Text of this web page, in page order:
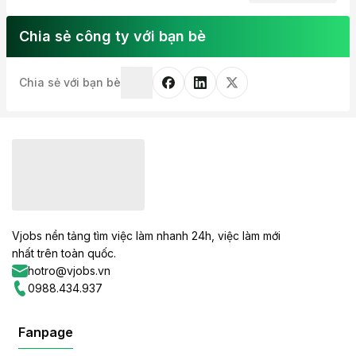
Chia sẻ công ty với bạn bè
Chia sẻ với bạn bè
Vjobs nền tảng tìm việc làm nhanh 24h, việc làm mới
nhất trên toàn quốc.
hotro@vjobs.vn
0988.434.937
Fanpage